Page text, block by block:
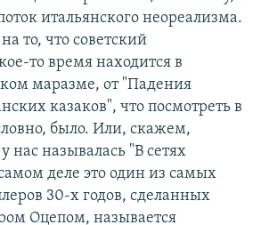
итальянского неореализма.
то, что советский
то время находится в
маразме, от "Падения
казаков", что посмотреть в
было. Или, скажем,
нас называлась "В сетях
деле это один из самых
30-х годов, сделанных
Оцепом, называется